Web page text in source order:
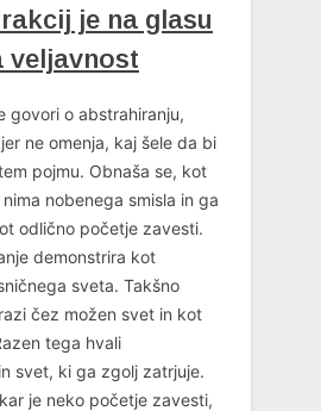
je na glasu
veljavnost
govori o abstrahiranju,
ne omenja, kaj šele da bi
pojmu. Obnaša se, kot
nobenega smisla in ga
odlično početje zavesti.
demonstrira kot
sveta. Takšno
čez možen svet in kot
tega hvali
svet, ki ga zgolj zatrjuje.
je neko početje zavesti,